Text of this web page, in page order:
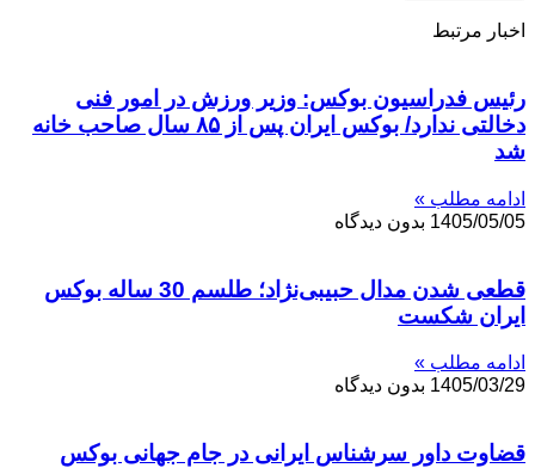
اخبار مرتبط
رئیس فدراسیون بوکس: وزیر ورزش در امور فنی
دخالتی ندارد/ بوکس ایران پس از ۸۵ سال صاحب خانه
شد
ادامه مطلب »
1405/05/05 بدون دیدگاه
قطعی شدن مدال حبیبی‌نژاد؛ طلسم 30 ساله بوکس
ایران شکست
ادامه مطلب »
1405/03/29 بدون دیدگاه
قضاوت داور سرشناس ایرانی در جام جهانی بوکس